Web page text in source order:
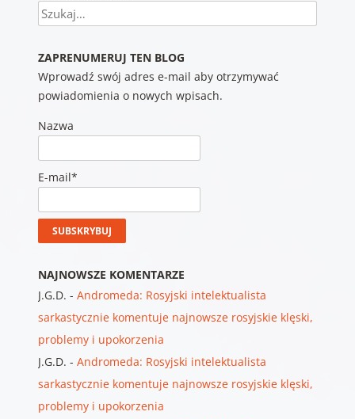
Szukaj
ZAPRENUMERUJ TEN BLOG
Wprowadź swój adres e-mail aby otrzymywać
powiadomienia o nowych wpisach.
Nazwa
E-mail*
NAJNOWSZE KOMENTARZE
J.G.D. - Andromeda: Rosyjski intelektualista
sarkastycznie komentuje najnowsze rosyjskie klęski,
problemy i upokorzenia
J.G.D. - Andromeda: Rosyjski intelektualista
sarkastycznie komentuje najnowsze rosyjskie klęski,
problemy i upokorzenia